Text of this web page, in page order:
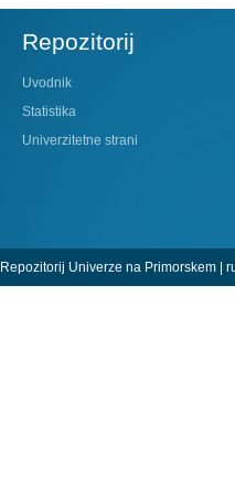
Repozitorij
Uvodnik
Statistika
Univerzitetne strani
Repozitorij Univerze na Primorskem |